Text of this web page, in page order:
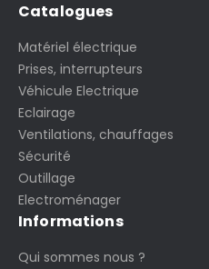
Catalogues
Matériel électrique
Prises, interrupteurs
Véhicule Electrique
Eclairage
Ventilations, chauffages
Sécurité
Outillage
Electroménager
Informations
Qui sommes nous ?